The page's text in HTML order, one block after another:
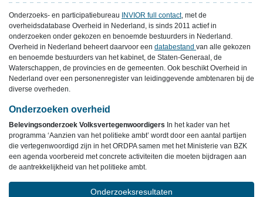
Onderzoeks- en participatiebureau INVIOR full contact, met de
overheidsdatabase Overheid in Nederland, is sinds 2011 actief in
onderzoeken onder gekozen en benoemde bestuurders in Nederland.
Overheid in Nederland beheert daarvoor een databestand van alle gekozen
en benoemde bestuurders van het kabinet, de Staten-Generaal, de
Waterschappen, de provincies en de gemeenten. Ook beschikt Overheid in
Nederland over een personenregister van leidinggevende ambtenaren bij de
diverse overheden.
Onderzoeken overheid
Belevingsonderzoek Volksvertegenwoordigers In het kader van het
programma ‘Aanzien van het politieke ambt’ wordt door een aantal partijen
die vertegenwoordigd zijn in het ORDPA samen met het Ministerie van BZK
een agenda voorbereid met concrete activiteiten die moeten bijdragen aan
de aantrekkelijkheid van het politieke ambt.
Onderzoeksresultaten